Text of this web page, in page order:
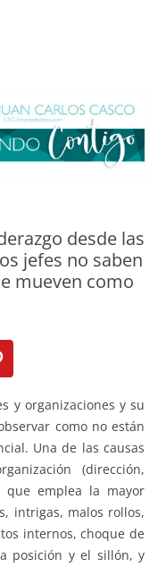
desde las
jefes no saben
mueven como
y organizaciones y su
como no están
Una de las causas
(dirección,
que emplea la mayor
intrigas, malos rollos,
internos, choque de
posición y el sillón, y